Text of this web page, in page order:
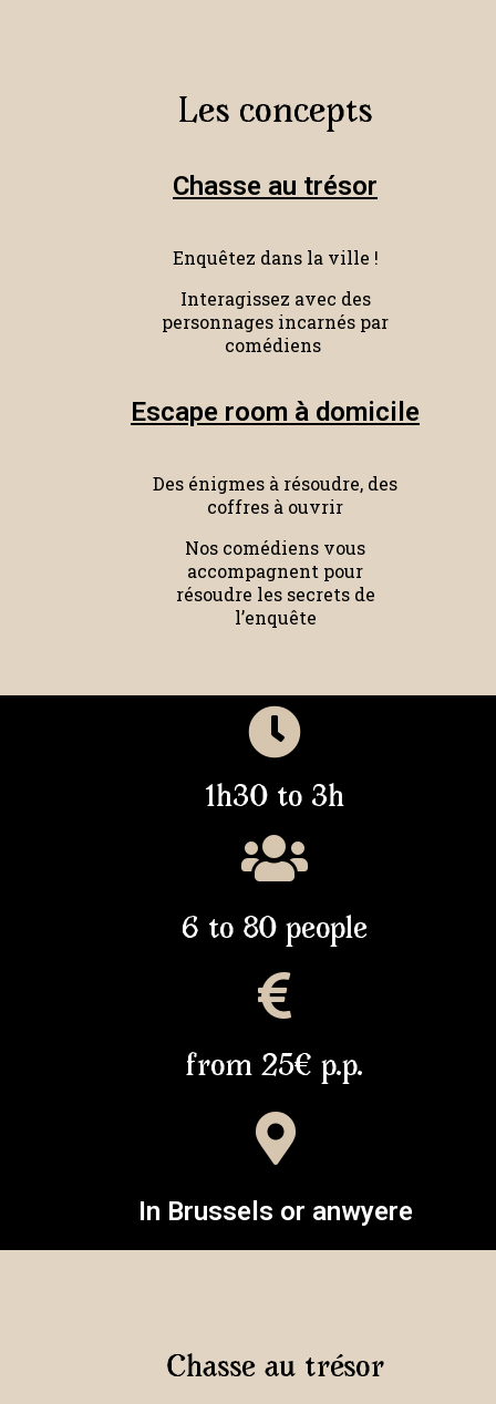
Les concepts
Chasse au trésor
Enquêtez dans la ville !
Interagissez avec des
personnages incarnés par
comédiens
Escape room à domicile
Des énigmes à résoudre, des
coffres à ouvrir
Nos comédiens vous
accompagnent pour
résoudre les secrets de
l’enquête
1h30 to 3h
6 to 80 people
from 25€ p.p.
In Brussels or anwyere
Chasse au trésor